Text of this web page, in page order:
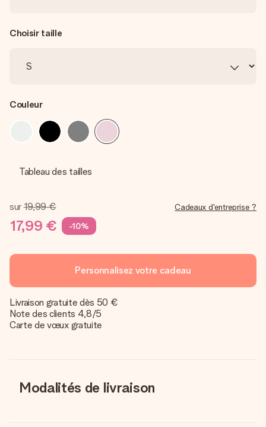
Choisir taille
Couleur
Tableau des tailles
sur19,99 €
17,99 € -10%
Cadeaux d'entreprise ?
Personnalisez votre cadeau
Livraison gratuite dès 50 €
Note des clients 4,8/5
Carte de vœux gratuite
Modalités de livraison